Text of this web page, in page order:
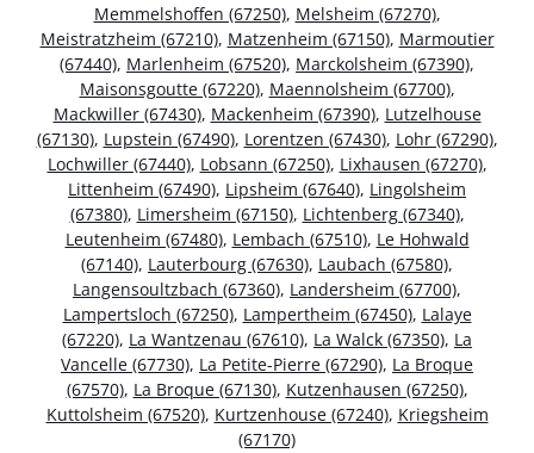
Memmelshoffen (67250), Melsheim (67270),
Meistratzheim (67210), Matzenheim (67150), Marmoutier
(67440), Marlenheim (67520), Marckolsheim (67390),
Maisonsgoutte (67220), Maennolsheim (67700),
Mackwiller (67430), Mackenheim (67390), Lutzelhouse
(67130), Lupstein (67490), Lorentzen (67430), Lohr (67290),
Lochwiller (67440), Lobsann (67250), Lixhausen (67270),
Littenheim (67490), Lipsheim (67640), Lingolsheim
(67380), Limersheim (67150), Lichtenberg (67340),
Leutenheim (67480), Lembach (67510), Le Hohwald
(67140), Lauterbourg (67630), Laubach (67580),
Langensoultzbach (67360), Landersheim (67700),
Lampertsloch (67250), Lampertheim (67450), Lalaye
(67220), La Wantzenau (67610), La Walck (67350), La
Vancelle (67730), La Petite-Pierre (67290), La Broque
(67570), La Broque (67130), Kutzenhausen (67250),
Kuttolsheim (67520), Kurtzenhouse (67240), Kriegsheim
(67170)